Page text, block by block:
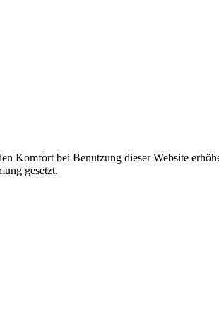
Komfort bei Benutzung dieser Website
gesetzt.